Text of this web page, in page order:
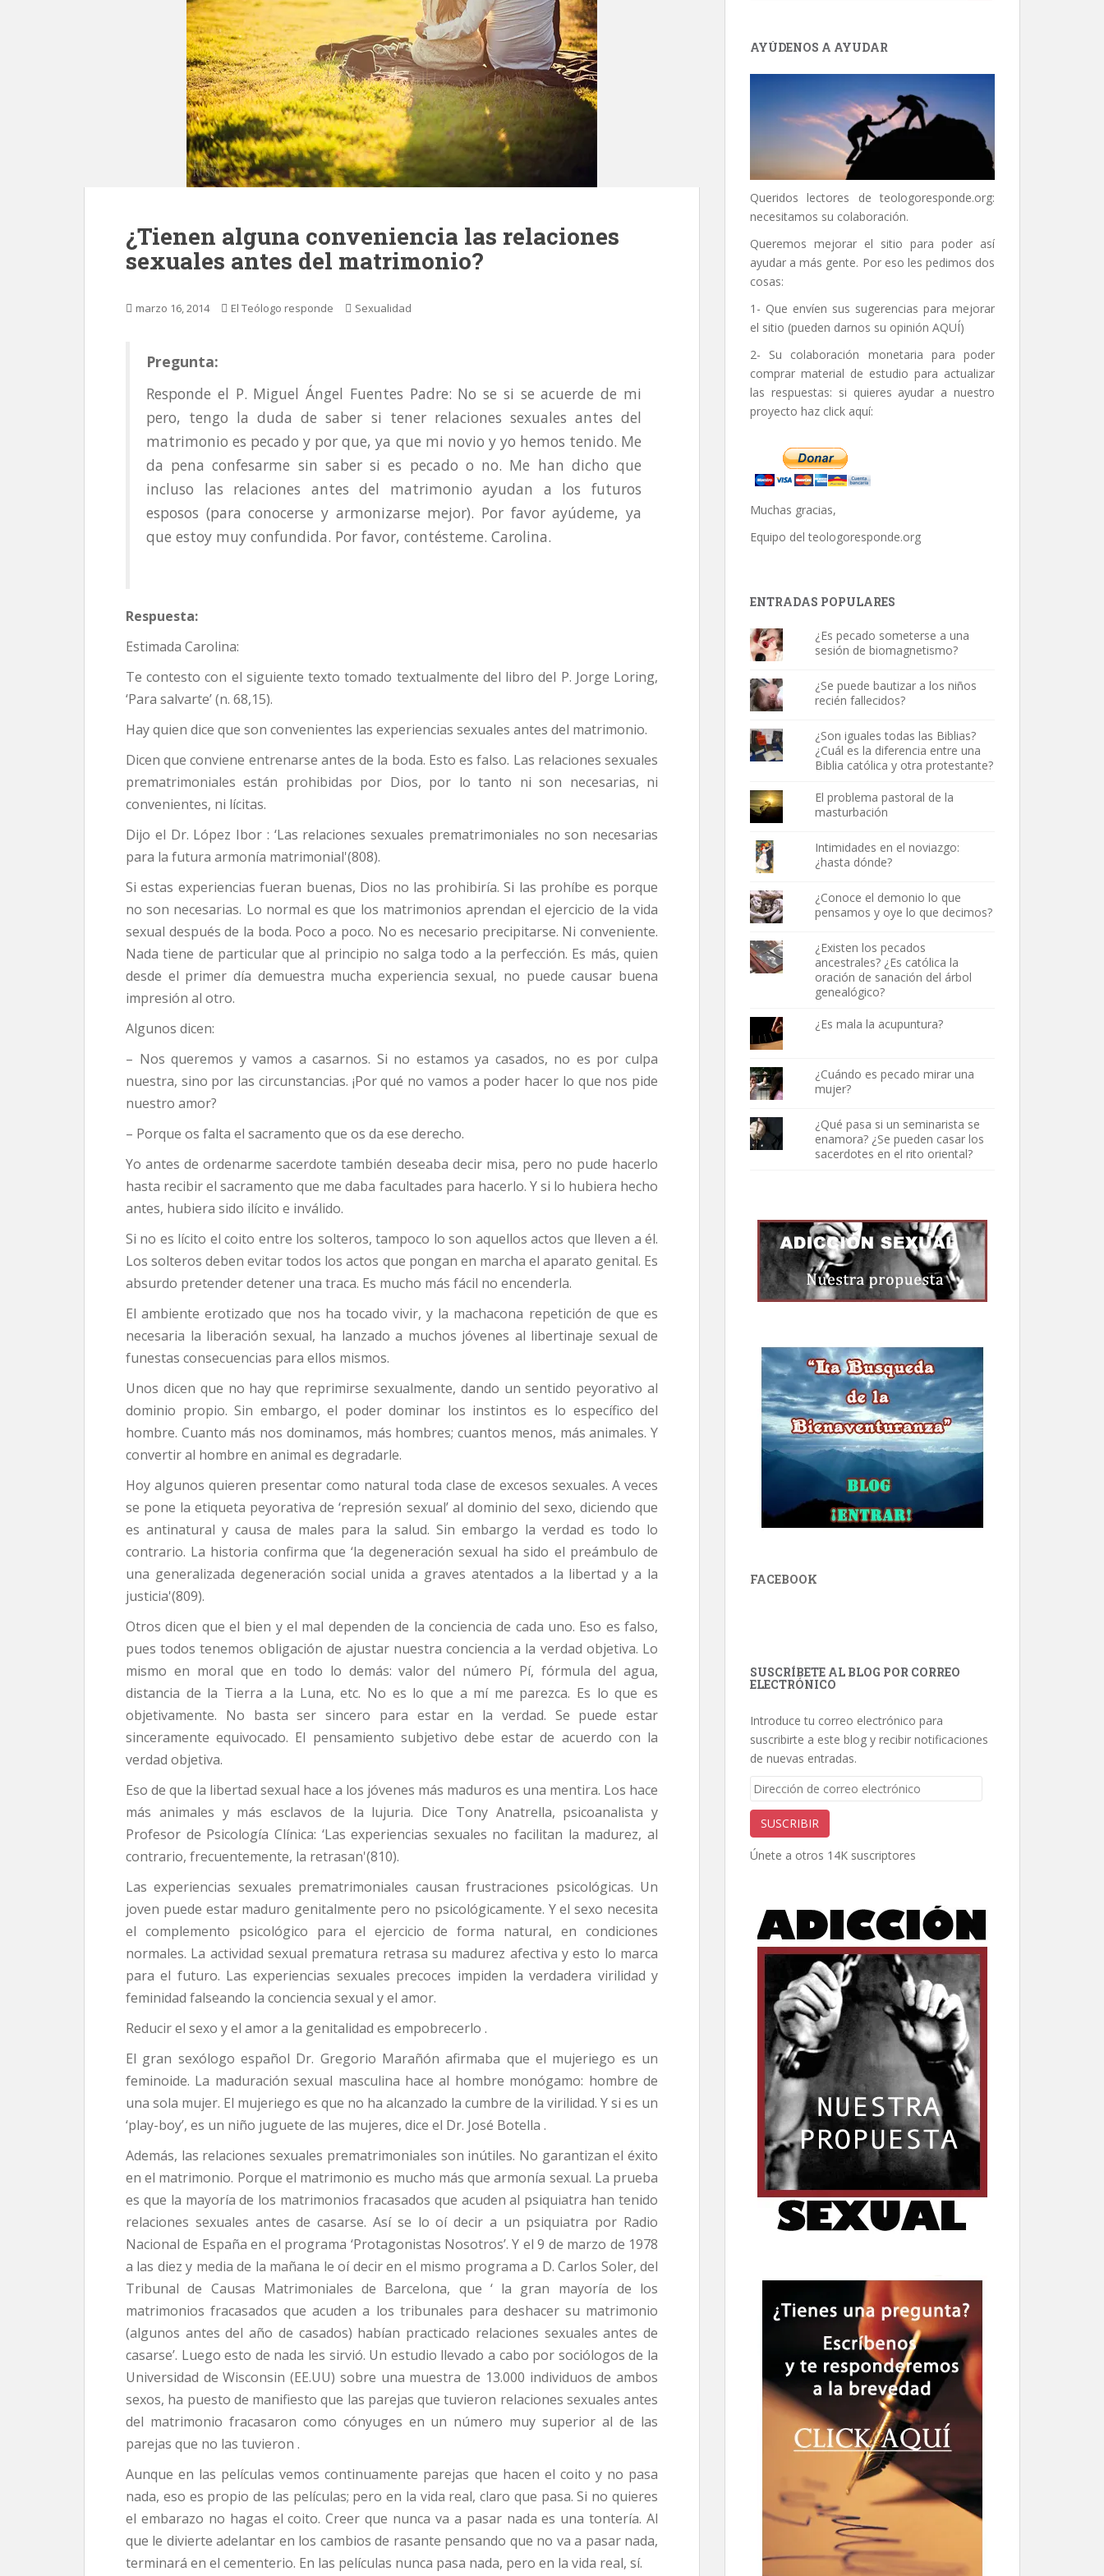
¿Tienen alguna conveniencia las relaciones
sexuales antes del matrimonio?
marzo 16, 2014 El Teólogo responde Sexualidad
Pregunta:
Responde el P. Miguel Ángel Fuentes Padre: No se si se acuerde de mi
pero, tengo la duda de saber si tener relaciones sexuales antes del
matrimonio es pecado y por que, ya que mi novio y yo hemos tenido. Me
da pena confesarme sin saber si es pecado o no. Me han dicho que
incluso las relaciones antes del matrimonio ayudan a los futuros
esposos (para conocerse y armonizarse mejor). Por favor ayúdeme, ya
que estoy muy confundida. Por favor, contésteme. Carolina.
Respuesta:
Estimada Carolina:
Te contesto con el siguiente texto tomado textualmente del libro del P. Jorge Loring,
‘Para salvarte’ (n. 68,15).
Hay quien dice que son convenientes las experiencias sexuales antes del matrimonio.
Dicen que conviene entrenarse antes de la boda. Esto es falso. Las relaciones sexuales
prematrimoniales están prohibidas por Dios, por lo tanto ni son necesarias, ni
convenientes, ni lícitas.
Dijo el Dr. López Ibor : ‘Las relaciones sexuales prematrimoniales no son necesarias
para la futura armonía matrimonial'(808).
Si estas experiencias fueran buenas, Dios no las prohibiría. Si las prohíbe es porque
no son necesarias. Lo normal es que los matrimonios aprendan el ejercicio de la vida
sexual después de la boda. Poco a poco. No es necesario precipitarse. Ni conveniente.
Nada tiene de particular que al principio no salga todo a la perfección. Es más, quien
desde el primer día demuestra mucha experiencia sexual, no puede causar buena
impresión al otro.
Algunos dicen:
– Nos queremos y vamos a casarnos. Si no estamos ya casados, no es por culpa
nuestra, sino por las circunstancias. ¡Por qué no vamos a poder hacer lo que nos pide
nuestro amor?
– Porque os falta el sacramento que os da ese derecho.
Yo antes de ordenarme sacerdote también deseaba decir misa, pero no pude hacerlo
hasta recibir el sacramento que me daba facultades para hacerlo. Y si lo hubiera hecho
antes, hubiera sido ilícito e inválido.
Si no es lícito el coito entre los solteros, tampoco lo son aquellos actos que lleven a él.
Los solteros deben evitar todos los actos que pongan en marcha el aparato genital. Es
absurdo pretender detener una traca. Es mucho más fácil no encenderla.
El ambiente erotizado que nos ha tocado vivir, y la machacona repetición de que es
necesaria la liberación sexual, ha lanzado a muchos jóvenes al libertinaje sexual de
funestas consecuencias para ellos mismos.
Unos dicen que no hay que reprimirse sexualmente, dando un sentido peyorativo al
dominio propio. Sin embargo, el poder dominar los instintos es lo específico del
hombre. Cuanto más nos dominamos, más hombres; cuantos menos, más animales. Y
convertir al hombre en animal es degradarle.
Hoy algunos quieren presentar como natural toda clase de excesos sexuales. A veces
se pone la etiqueta peyorativa de ‘represión sexual’ al dominio del sexo, diciendo que
es antinatural y causa de males para la salud. Sin embargo la verdad es todo lo
contrario. La historia confirma que ‘la degeneración sexual ha sido el preámbulo de
una generalizada degeneración social unida a graves atentados a la libertad y a la
justicia'(809).
Otros dicen que el bien y el mal dependen de la conciencia de cada uno. Eso es falso,
pues todos tenemos obligación de ajustar nuestra conciencia a la verdad objetiva. Lo
mismo en moral que en todo lo demás: valor del número Pí, fórmula del agua,
distancia de la Tierra a la Luna, etc. No es lo que a mí me parezca. Es lo que es
objetivamente. No basta ser sincero para estar en la verdad. Se puede estar
sinceramente equivocado. El pensamiento subjetivo debe estar de acuerdo con la
verdad objetiva.
Eso de que la libertad sexual hace a los jóvenes más maduros es una mentira. Los hace
más animales y más esclavos de la lujuria. Dice Tony Anatrella, psicoanalista y
Profesor de Psicología Clínica: ‘Las experiencias sexuales no facilitan la madurez, al
contrario, frecuentemente, la retrasan'(810).
Las experiencias sexuales prematrimoniales causan frustraciones psicológicas. Un
joven puede estar maduro genitalmente pero no psicológicamente. Y el sexo necesita
el complemento psicológico para el ejercicio de forma natural, en condiciones
normales. La actividad sexual prematura retrasa su madurez afectiva y esto lo marca
para el futuro. Las experiencias sexuales precoces impiden la verdadera virilidad y
feminidad falseando la conciencia sexual y el amor.
Reducir el sexo y el amor a la genitalidad es empobrecerlo .
El gran sexólogo español Dr. Gregorio Marañón afirmaba que el mujeriego es un
feminoide. La maduración sexual masculina hace al hombre monógamo: hombre de
una sola mujer. El mujeriego es que no ha alcanzado la cumbre de la virilidad. Y si es un
‘play-boy’, es un niño juguete de las mujeres, dice el Dr. José Botella .
Además, las relaciones sexuales prematrimoniales son inútiles. No garantizan el éxito
en el matrimonio. Porque el matrimonio es mucho más que armonía sexual. La prueba
es que la mayoría de los matrimonios fracasados que acuden al psiquiatra han tenido
relaciones sexuales antes de casarse. Así se lo oí decir a un psiquiatra por Radio
Nacional de España en el programa ‘Protagonistas Nosotros’. Y el 9 de marzo de 1978
a las diez y media de la mañana le oí decir en el mismo programa a D. Carlos Soler, del
Tribunal de Causas Matrimoniales de Barcelona, que ‘ la gran mayoría de los
matrimonios fracasados que acuden a los tribunales para deshacer su matrimonio
(algunos antes del año de casados) habían practicado relaciones sexuales antes de
casarse’. Luego esto de nada les sirvió. Un estudio llevado a cabo por sociólogos de la
Universidad de Wisconsin (EE.UU) sobre una muestra de 13.000 individuos de ambos
sexos, ha puesto de manifiesto que las parejas que tuvieron relaciones sexuales antes
del matrimonio fracasaron como cónyuges en un número muy superior al de las
parejas que no las tuvieron .
Aunque en las películas vemos continuamente parejas que hacen el coito y no pasa
nada, eso es propio de las películas; pero en la vida real, claro que pasa. Si no quieres
el embarazo no hagas el coito. Creer que nunca va a pasar nada es una tontería. Al
que le divierte adelantar en los cambios de rasante pensando que no va a pasar nada,
terminará en el cementerio. En las películas nunca pasa nada, pero en la vida real, sí.
AYÚDENOS A AYUDAR
Queridos lectores de teologoresponde.org:
necesitamos su colaboración.
Queremos mejorar el sitio para poder así
ayudar a más gente. Por eso les pedimos dos
cosas:
1- Que envíen sus sugerencias para mejorar
el sitio (pueden darnos su opinión AQUÍ)
2- Su colaboración monetaria para poder
comprar material de estudio para actualizar
las respuestas: si quieres ayudar a nuestro
proyecto haz click aquí:
Muchas gracias,
Equipo del teologoresponde.org
ENTRADAS POPULARES
¿Es pecado someterse a una
sesión de biomagnetismo?
¿Se puede bautizar a los niños
recién fallecidos?
¿Son iguales todas las Biblias?
¿Cuál es la diferencia entre una
Biblia católica y otra protestante?
El problema pastoral de la
masturbación
Intimidades en el noviazgo:
¿hasta dónde?
¿Conoce el demonio lo que
pensamos y oye lo que decimos?
¿Existen los pecados
ancestrales? ¿Es católica la
oración de sanación del árbol
genealógico?
¿Es mala la acupuntura?
¿Cuándo es pecado mirar una
mujer?
¿Qué pasa si un seminarista se
enamora? ¿Se pueden casar los
sacerdotes en el rito oriental?
FACEBOOK
SUSCRÍBETE AL BLOG POR CORREO
ELECTRÓNICO
Introduce tu correo electrónico para
suscribirte a este blog y recibir notificaciones
de nuevas entradas.
Dirección
correo
electrónico
SUSCRIBIR
Únete a otros 14K suscriptores